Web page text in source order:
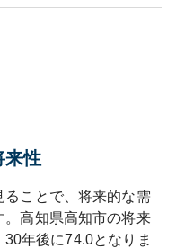
来性
ことで、将来的な需
。高知県高知市の将来
30年後に74.0となりま